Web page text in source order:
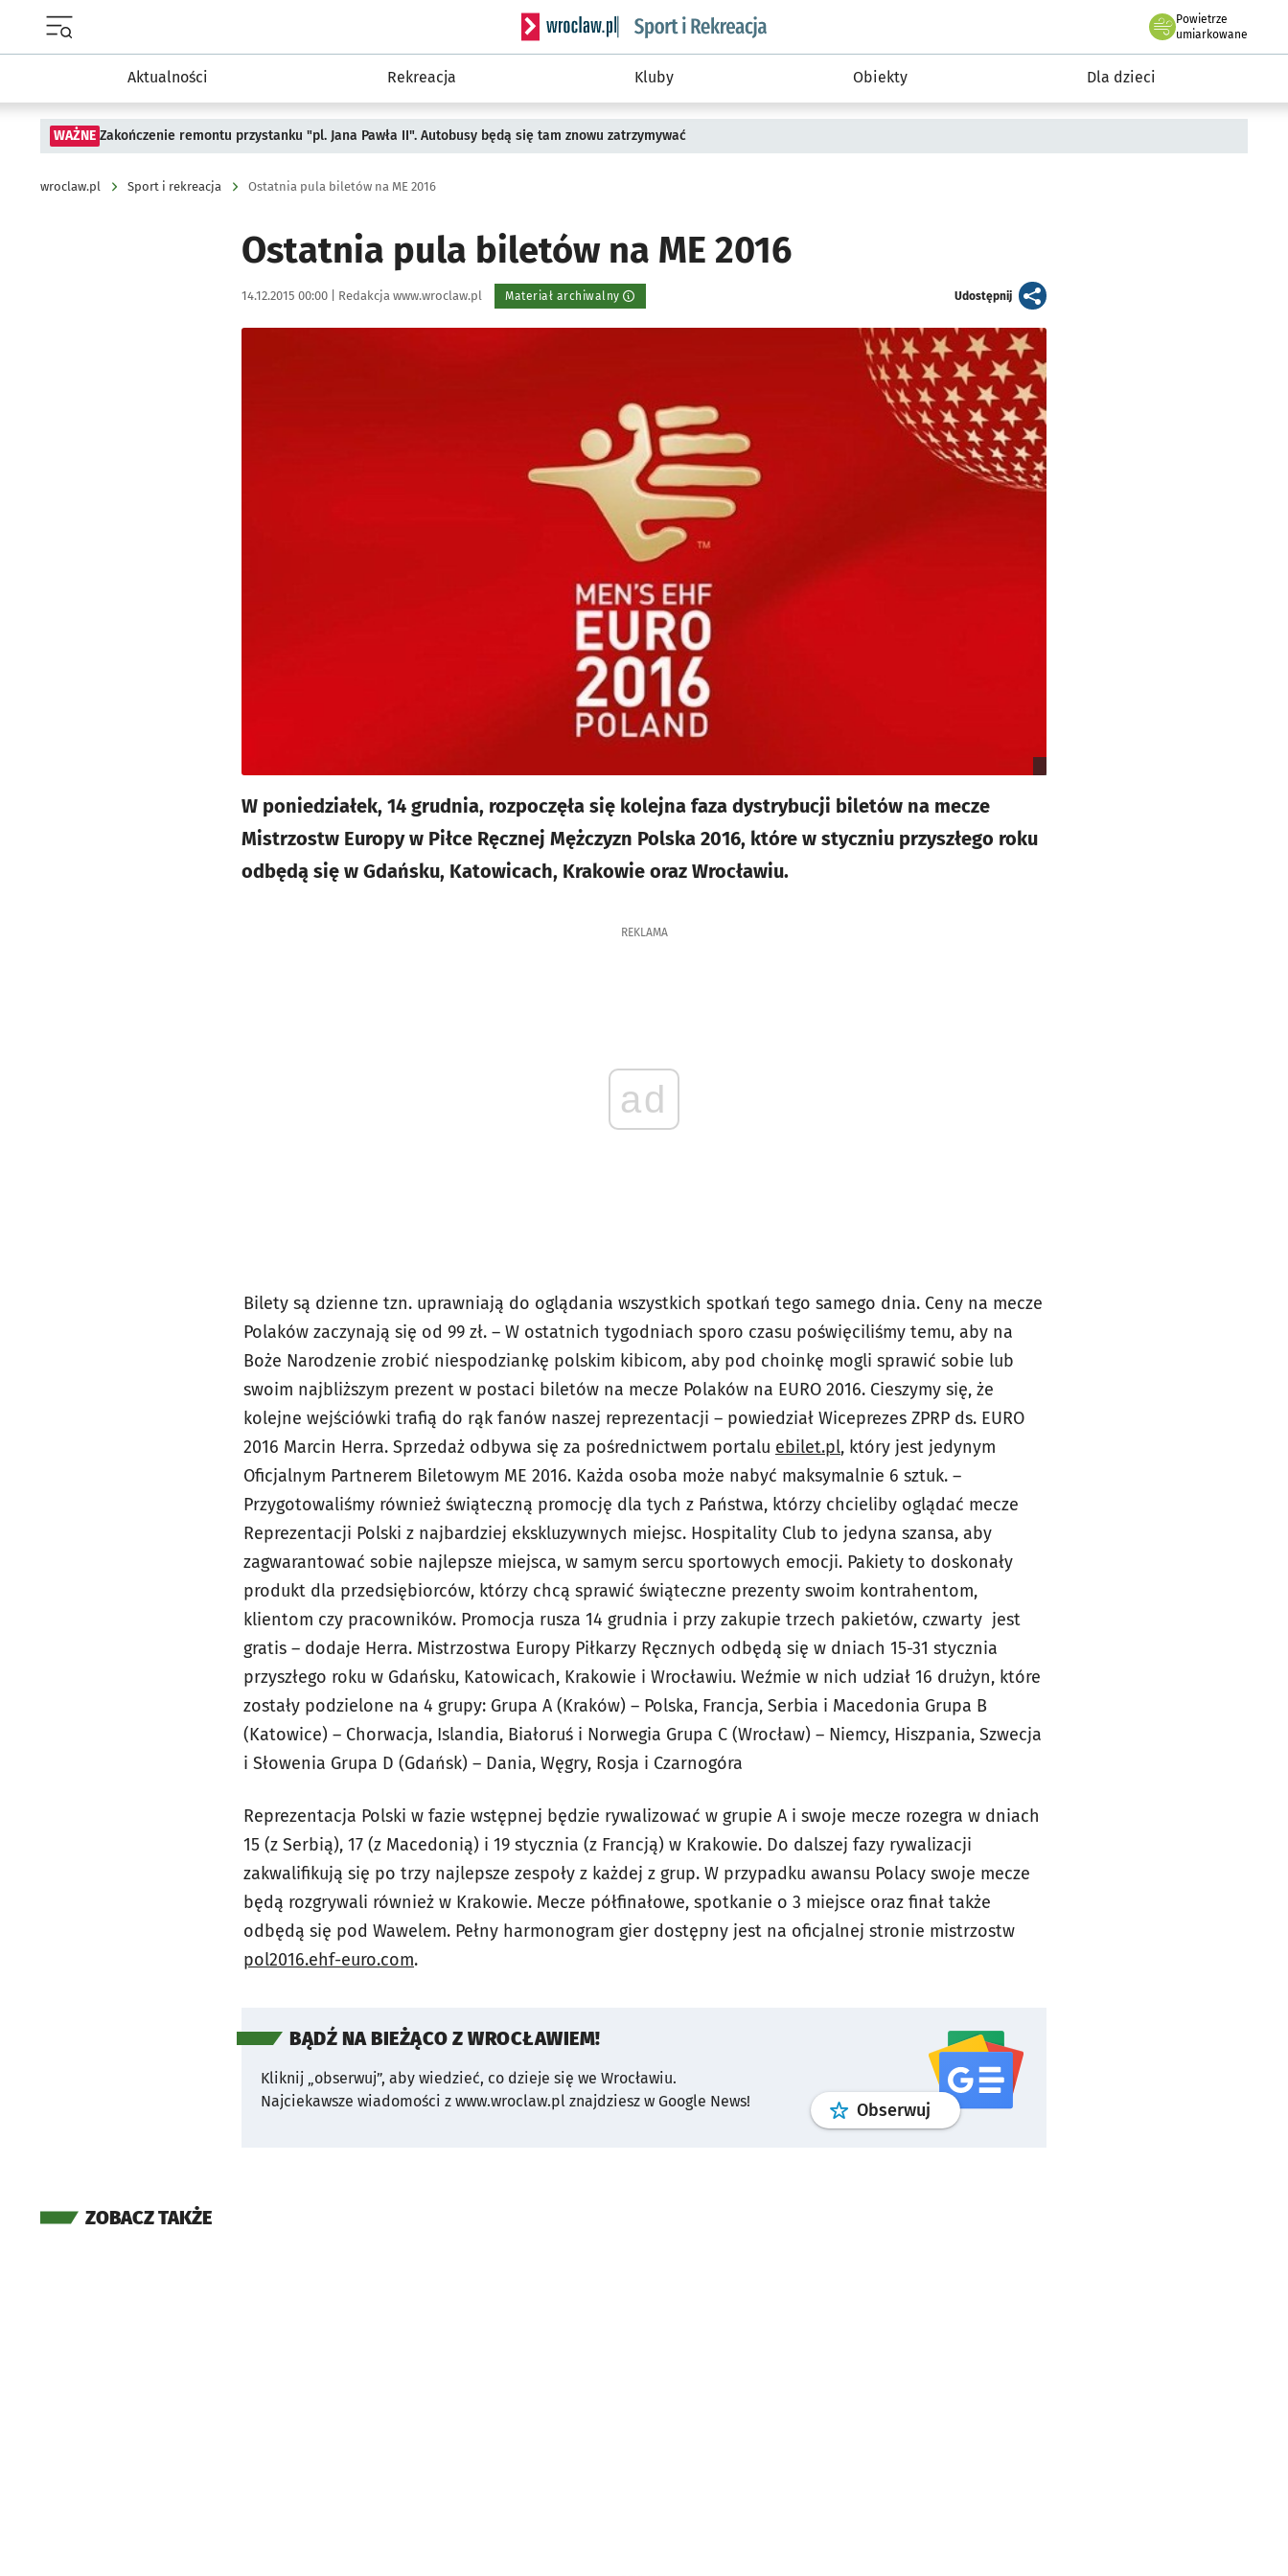
Serwis informacyjny wroclaw.pl podserwis: Sport i rekreacja
Powietrze
we Wrocławiu
umiarkowane
Aktualności Rekreacja Kluby Obiekty Dla dzieci
WAŻNE Zakończenie remontu przystanku "pl. Jana Pawła II". Autobusy będą się tam znowu zatrzymywać
wroclaw.pl Sport i rekreacja Ostatnia pula biletów na ME 2016
Ostatnia pula biletów na ME 2016
Data publikacji:
14.12.2015 00:00 | Autor:
Redakcja www.wroclaw.pl Materiał archiwalny Udostępnijartykuł
W poniedziałek, 14 grudnia, rozpoczęła się kolejna faza dystrybucji biletów na mecze
Mistrzostw Europy w Piłce Ręcznej Mężczyzn Polska 2016, które w styczniu przyszłego roku
odbędą się w Gdańsku, Katowicach, Krakowie oraz Wrocławiu.
REKLAMA
ad
Bilety są dzienne tzn. uprawniają do oglądania wszystkich spotkań tego samego dnia. Ceny na mecze
Polaków zaczynają się od 99 zł. – W ostatnich tygodniach sporo czasu poświęciliśmy temu, aby na
Boże Narodzenie zrobić niespodziankę polskim kibicom, aby pod choinkę mogli sprawić sobie lub
swoim najbliższym prezent w postaci biletów na mecze Polaków na EURO 2016. Cieszymy się, że
kolejne wejściówki trafią do rąk fanów naszej reprezentacji – powiedział Wiceprezes ZPRP ds. EURO
2016 Marcin Herra. Sprzedaż odbywa się za pośrednictwem portalu ebilet.pl, który jest jedynym
Oficjalnym Partnerem Biletowym ME 2016. Każda osoba może nabyć maksymalnie 6 sztuk. –
Przygotowaliśmy również świąteczną promocję dla tych z Państwa, którzy chcieliby oglądać mecze
Reprezentacji Polski z najbardziej ekskluzywnych miejsc. Hospitality Club to jedyna szansa, aby
zagwarantować sobie najlepsze miejsca, w samym sercu sportowych emocji. Pakiety to doskonały
produkt dla przedsiębiorców, którzy chcą sprawić świąteczne prezenty swoim kontrahentom,
klientom czy pracowników. Promocja rusza 14 grudnia i przy zakupie trzech pakietów, czwarty jest
gratis – dodaje Herra. Mistrzostwa Europy Piłkarzy Ręcznych odbędą się w dniach 15-31 stycznia
przyszłego roku w Gdańsku, Katowicach, Krakowie i Wrocławiu. Weźmie w nich udział 16 drużyn, które
zostały podzielone na 4 grupy: Grupa A (Kraków) – Polska, Francja, Serbia i Macedonia Grupa B
(Katowice) – Chorwacja, Islandia, Białoruś i Norwegia Grupa C (Wrocław) – Niemcy, Hiszpania, Szwecja
i Słowenia Grupa D (Gdańsk) – Dania, Węgry, Rosja i Czarnogóra
Reprezentacja Polski w fazie wstępnej będzie rywalizować w grupie A i swoje mecze rozegra w dniach
15 (z Serbią), 17 (z Macedonią) i 19 stycznia (z Francją) w Krakowie. Do dalszej fazy rywalizacji
zakwalifikują się po trzy najlepsze zespoły z każdej z grup. W przypadku awansu Polacy swoje mecze
będą rozgrywali również w Krakowie. Mecze półfinałowe, spotkanie o 3 miejsce oraz finał także
odbędą się pod Wawelem. Pełny harmonogram gier dostępny jest na oficjalnej stronie mistrzostw
pol2016.ehf-euro.com.
BĄDŹ NA BIEŻĄCO Z WROCŁAWIEM!
Kliknij „obserwuj”, aby wiedzieć, co dzieje się we Wrocławiu.
Najciekawsze wiadomości z www.wroclaw.pl znajdziesz w Google News!
Obserwuj profilgoogle news
ZOBACZ TAKŻE